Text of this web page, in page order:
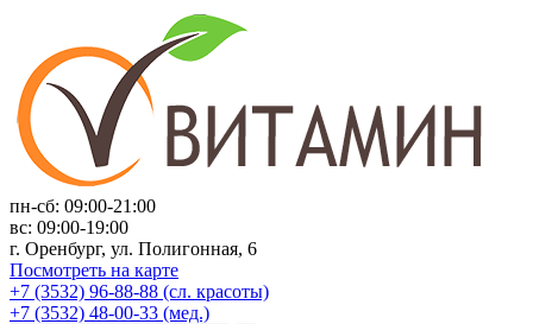
пн-сб: 09:00-21:00
вс: 09:00-19:00
г. Оренбург, ул. Полигонная, 6
Посмотреть на карте
+7 (3532) 96-88-88 (сл. красоты)
+7 (3532) 48-00-33 (мед.)